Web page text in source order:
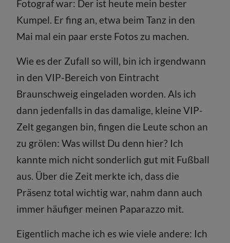
Fotograf war: Der ist heute mein bester
Kumpel. Er fing an, etwa beim Tanz in den
Mai mal ein paar erste Fotos zu machen.
Wie es der Zufall so will, bin ich irgendwann
in den VIP-Bereich von Eintracht
Braunschweig eingeladen worden. Als ich
dann jedenfalls in das damalige, kleine VIP-
Zelt gegangen bin, fingen die Leute schon an
zu grölen: Was willst Du denn hier? Ich
kannte mich nicht sonderlich gut mit Fußball
aus. Über die Zeit merkte ich, dass die
Präsenz total wichtig war, nahm dann auch
immer häufiger meinen Paparazzo mit.
Eigentlich mache ich es wie viele andere: Ich